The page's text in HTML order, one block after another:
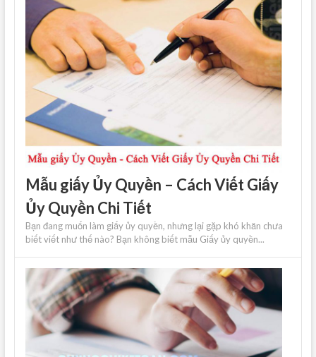
Mẫu giấy Ủy Quyền – Cách Viết Giấy
Ủy Quyền Chi Tiết
Bạn đang muốn làm giấy ủy quyền, nhưng lại gặp khó khăn chưa
biết viết như thế nào? Bạn không biết mẫu Giấy ủy quyền...